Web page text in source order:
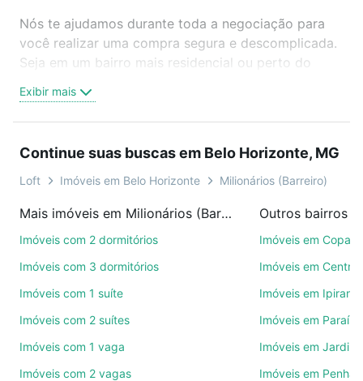
Nós te ajudamos durante toda a negociação para
você realizar uma compra segura e descomplicada.
Seja em um bairro mais residencial ou perto do
oferta ideal de Imóveis com 1 suite à venda em
Milionários (Barreiro), Belo Horizonte, MG para
ou por videochamada, é grátis, sem compromisso e
você ainda conta com mais de 46 mil corretores e
de imóveis.
ruas, bairros e até condomínios favoritos. Você
também pode usar os filtros como quantidade de
quartos, suítes, com ou sem vaga de garagem para
Exibir mais
Continue suas buscas em Belo Horizonte, MG
Loft Imóveis em Belo Horizonte Milionários (Barreiro)
Mais imóveis em Milionários (Barreiro)
Imóveis com 2 dormitórios
Imóveis com 3 dormitórios
Imóveis com 1 suíte
Imóveis com 2 suítes
Imóveis com 1 vaga
Imóveis com 2 vagas
Imóveis em
Imóveis em Centro
Imóveis em
Imóveis em Paraíso
Imóveis em Jardim
Imóveis em Penha